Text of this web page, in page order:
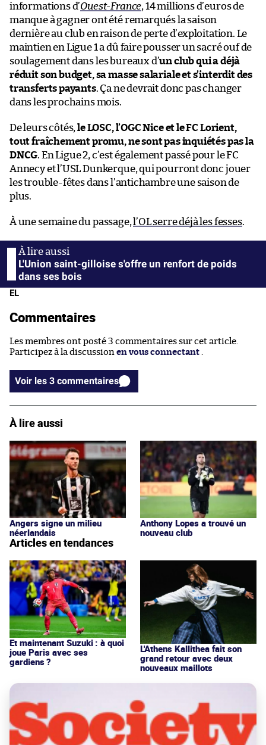
informations d’Ouest-France, 14 millions d’euros de
manque à gagner ont été remarqués la saison
dernière au club en raison de perte d’exploitation. Le
maintien en Ligue 1 a dû faire pousser un sacré ouf de
soulagement dans les bureaux d’un club qui a déjà
réduit son budget, sa masse salariale et s’interdit des
transferts payants. Ça ne devrait donc pas changer
dans les prochains mois.
De leurs côtés,le LOSC, l’OGC Nice et le FC Lorient,
tout fraîchement promu, ne sont pas inquiétés pas la
DNCG. En Ligue 2, c’est également passé pour le FC
Annecy et l’USL Dunkerque, qui pourront donc jouer
les trouble-fêtes dans l’antichambre une saison de
plus.
À une semaine du passage, l’OL serre déjà les fesses.
L'Union saint-gilloise s'offre un renfort de poids
dans ses bois
EL
Commentaires
Les membres ont posté 3 commentaires sur cet article.
Participez à la discussion en vous connectant
Voir les 3 commentaires
À lire aussi
Angers signe un milieu
néerlandais
Anthony Lopes a trouvé un
nouveau club
Articles en tendances
Et maintenant Suzuki : à quoi
joue Paris avec ses
gardiens ?
L'Athens Kallithea fait son
grand retour avec deux
nouveaux maillots